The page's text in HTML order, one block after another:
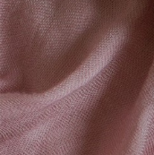
Что
Современные
растущими
Фирмы